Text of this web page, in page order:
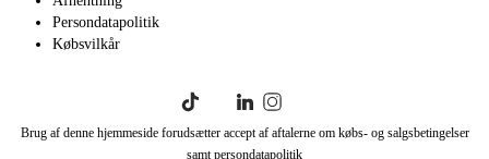
Persondatapolitik
Købsvilkår
Brug af denne hjemmeside forudsætter accept af aftalerne om købs- og salgsbetingelser
samt persondatapolitik